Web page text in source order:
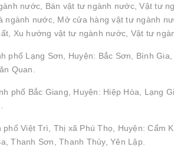
nước, Bán vật tư ngành nước, Vật tư
ngành nước, Mở cửa hàng vật tư ngành
Xu hướng vật tư ngành nước, Vật tư
phố Lạng Sơn, Huyện: Bắc Sơn, Bình
Quan.
phố Bắc Giang, Huyện: Hiệp Hòa, Lạng
Việt Trì, Thị xã Phú Thọ, Huyện: Cẩm
Thanh Sơn, Thanh Thủy, Yên Lập.